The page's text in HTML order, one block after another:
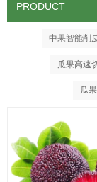
PRODUCT
中果智能削
瓜果高速
瓜